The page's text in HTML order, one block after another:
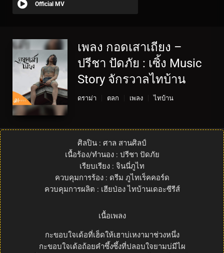
Official MV
เพลง กอดเสาเถียง –
ปรีชา ปัดภัย : เซิ้ง Music
Story จักรวาลไทบ้าน
ดราม่า ตลก เพลง ไทบ้าน
ศิลปิน : ศาล สานศิลป์
เนื้อร้อง/ทำนอง : ปรีชา ปัดภัย
เรียบเรียง : จินนี่ภูไท
ควบคุมการร้อง : ดรีม ภูไทเร็คคอร์ด
ควบคุมการผลิต : เฮียป่อง ไทบ้านเดอะซีรีส์
เนื้อเพลง
กะขอบใจเด้อที่เฮ็ดให้เฮาบ่เหงามาช่วงหนึ่ง
กะขอบใจเด้อถ้อยคำซึ้งซึ้งที่ปลอบใจยามบ่มีไผ